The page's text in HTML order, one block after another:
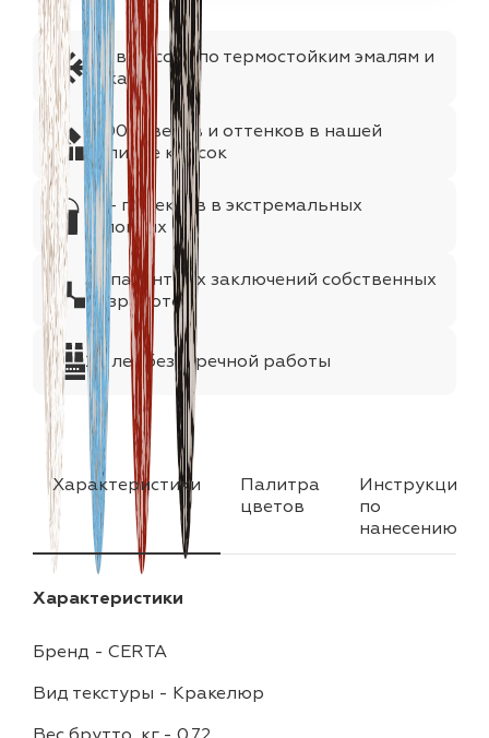
№1 в России по термостойким эмалям и
лакам
1000+цветов и оттенков в нашей
палитре красок
75+ проектов в экстремальных
условиях
35 патентных заключений собственных
разработок
25 лет безупречной работы
Характеристики
Палитра
цветов
Инструкция
по
нанесению
Характеристики
Бренд - CERTA
Вид текстуры - Кракелюр